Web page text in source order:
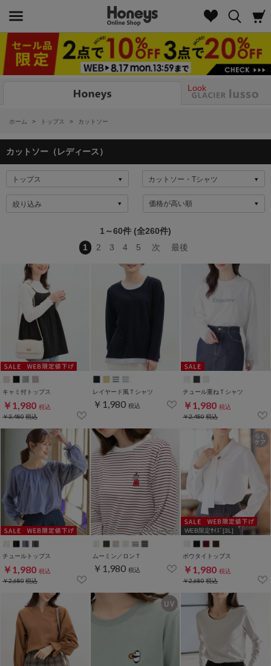
Look
ホーム > トップス > カットソー
カットソー（レディース）
絞り込み
1～60件 (全260件)
1
2 3 4 5 次 最後
キャミ付トップス
￥1,980 税込
￥3,480税込
レイヤード風Ｔシャツ
￥1,980 税込
チュール重ねＴシャツ
￥1,980 税込
￥2,480税込
チュールトップス
￥1,980 税込
￥2,680税込
ムーミン／ロンＴ
￥1,980 税込
WEB限定ｻｲｽﾞ[3L]
ボウタイトップス
￥1,980 税込
￥2,680税込